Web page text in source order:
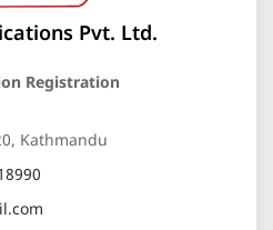
Pvt. Ltd.
Registration
Kathmandu